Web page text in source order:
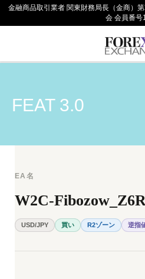
金融商品取引業者 関東財務局長（金商）
会 会員番号
FEAT 3.0
EA名
W2C-
USD/JPY 買い R2ゾーン 逆指